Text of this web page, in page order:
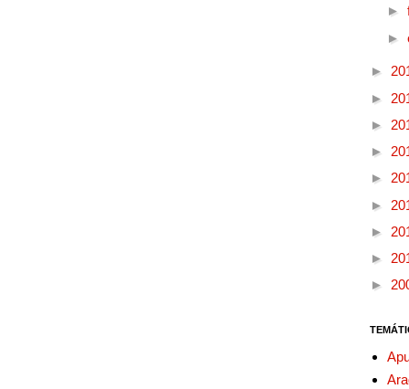
►
►
►
►
►
►
►
►
►
►
►